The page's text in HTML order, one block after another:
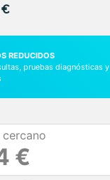
REDUCIDOS
pruebas diagnósticas y
cercano
€